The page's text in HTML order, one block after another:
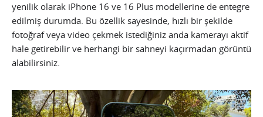
yenilik olarak iPhone 16 ve 16 Plus modellerine de entegre
edilmiş durumda. Bu özellik sayesinde, hızlı bir şekilde
fotoğraf veya video çekmek istediğiniz anda kamerayı aktif
hale getirebilir ve herhangi bir sahneyi kaçırmadan görüntü
alabilirsiniz.